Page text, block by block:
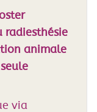
radiesthésie
animale
via